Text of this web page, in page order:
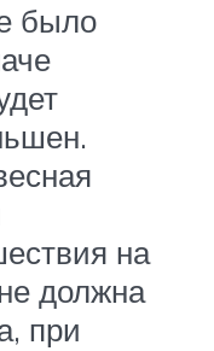
было
на
должна
при